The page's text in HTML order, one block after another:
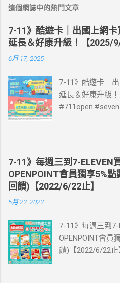
這個網誌中的熱門文章
7-11》酷遊卡｜出國上網
延長＆好康升級！【2025/9/
6月 17, 2025
7-11》酷遊卡｜
延長＆好康升級
#711open
國上網卡 方便、
送王品集團300
活動網站登錄 【
卡：好康升級！
送同天數「吃到
來超商買省錢又方
這邊 【點我看好
【點我觀看教學
澳、美國、菲律
7-11》每週三到7-ELEVEN
OPENPOINT會員獨享5%
回饋)【2022/6/22止】
5月 22, 2022
7-11》每週三到7-
OPENPOINT會員
饋)【2022/6/22止
111/5/4~6/22 每